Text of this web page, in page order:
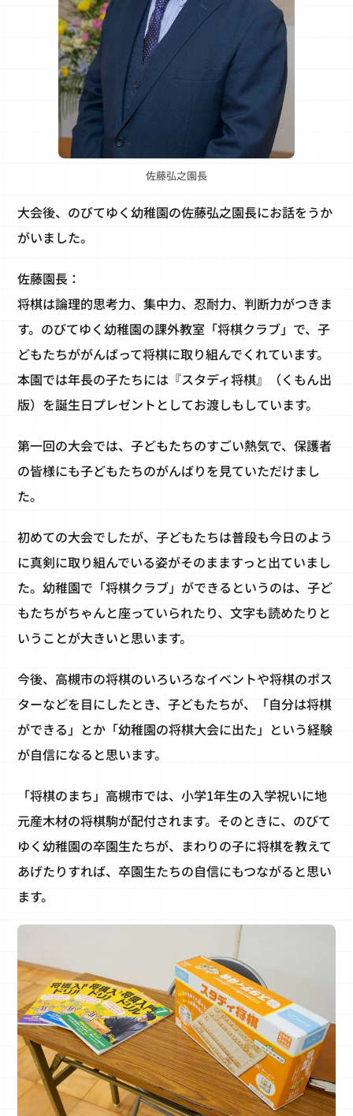
佐藤弘之園長
大会後、のびてゆく幼稚園の佐藤弘之園長にお話をうか
がいました。
佐藤園長：
将棋は論理的思考力、集中力、忍耐力、判断力がつきま
す。のびてゆく幼稚園の課外教室「将棋クラブ」で、子
どもたちががんばって将棋に取り組んでくれています。
本園では年長の子たちには『スタディ将棋』（くもん出
版）を誕生日プレゼントとしてお渡しもしています。
第一回の大会では、子どもたちのすごい熱気で、保護者
の皆様にも子どもたちのがんばりを見ていただけまし
た。
初めての大会でしたが、子どもたちは普段も今日のよう
に真剣に取り組んでいる姿がそのまますっと出ていまし
た。幼稚園で「将棋クラブ」ができるというのは、子ど
もたちがちゃんと座っていられたり、文字も読めたりと
いうことが大きいと思います。
今後、高槻市の将棋のいろいろなイベントや将棋のポス
ターなどを目にしたとき、子どもたちが、「自分は将棋
ができる」とか「幼稚園の将棋大会に出た」という経験
が自信になると思います。
「将棋のまち」高槻市では、小学1年生の入学祝いに地
元産木材の将棋駒が配付されます。そのときに、のびて
ゆく幼稚園の卒園生たちが、まわりの子に将棋を教えて
あげたりすれば、卒園生たちの自信にもつながると思い
ます。